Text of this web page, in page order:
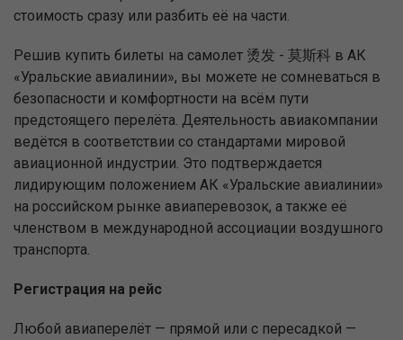
стоимость сразу или разбить её на части.
Решив купить билеты на самолет 烫发 - 莫斯科 в АК
«Уральские авиалинии», вы можете не сомневаться в
безопасности и комфортности на всём пути
предстоящего перелёта. Деятельность авиакомпании
ведётся в соответствии со стандартами мировой
авиационной индустрии. Это подтверждается
лидирующим положением АК «Уральские авиалинии»
на российском рынке авиаперевозок, а также её
членством в международной ассоциации воздушного
транспорта.
Регистрация на рейс
Любой авиаперелёт — прямой или с пересадкой —